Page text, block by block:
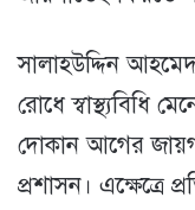
সালাহউদ্দিন
রােধে স্বাস্থ্যবিধি
দোকান আগের
প্রশাসন। এক্ষেত্রে